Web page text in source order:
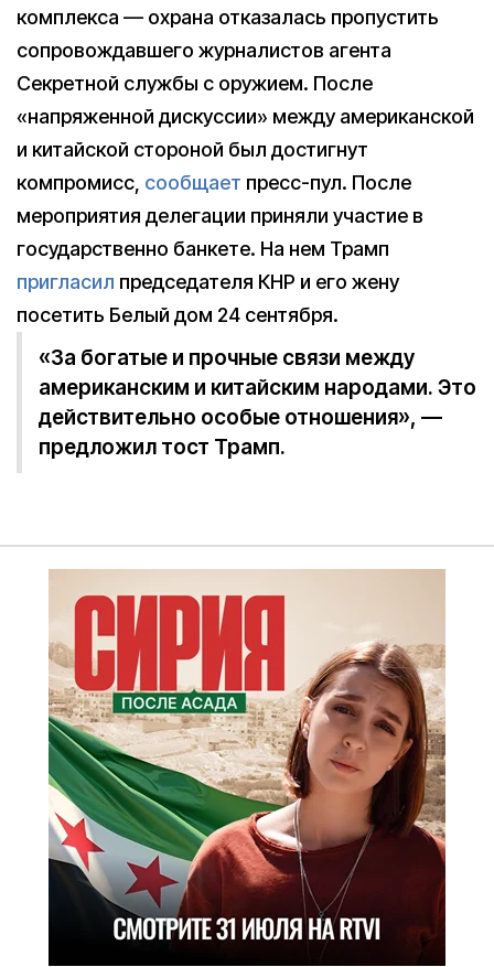
комплекса — охрана отказалась пропустить
сопровождавшего журналистов агента
Секретной службы с оружием. После
«напряженной дискуссии» между американской
и китайской стороной был достигнут
компромисс, сообщает пресс-пул. После
мероприятия делегации приняли участие в
государственно банкете. На нем Трамп
пригласил председателя КНР и его жену
посетить Белый дом 24 сентября.
«За богатые и прочные связи между
американским и китайским народами. Это
действительно особые отношения», —
предложил тост Трамп.